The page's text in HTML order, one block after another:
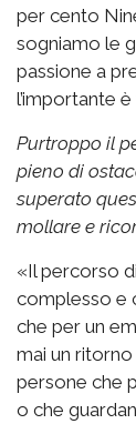
per cento
sogniamo le
passione a
l’importante
Purtroppo il
pieno di
superato
mollare e
«Il percorso
complesso e
che per un
mai un
persone che
o che